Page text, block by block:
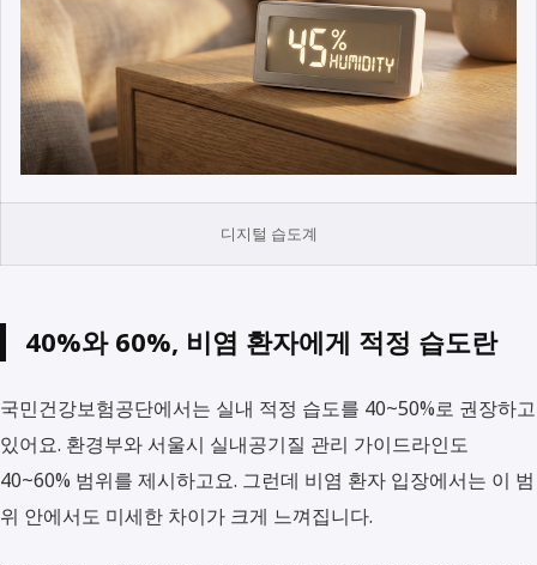
디지털 습도계
40%와 60%, 비염 환자에게 적정 습도란
국민건강보험공단에서는 실내 적정 습도를 40~50%로 권장하고
있어요. 환경부와 서울시 실내공기질 관리 가이드라인도
40~60% 범위를 제시하고요. 그런데 비염 환자 입장에서는 이 범
위 안에서도 미세한 차이가 크게 느껴집니다.